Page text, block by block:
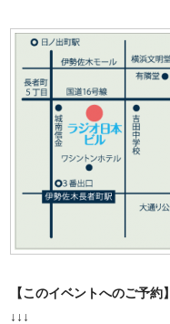
【このイベントへのご予約】
↓↓↓